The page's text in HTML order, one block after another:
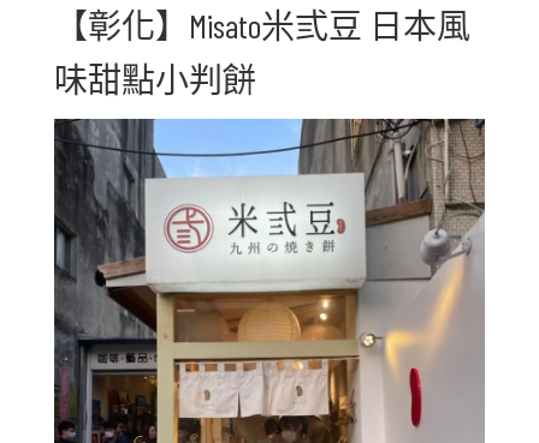
【彰化】Misato米弎豆 日本風
味甜點小判餅